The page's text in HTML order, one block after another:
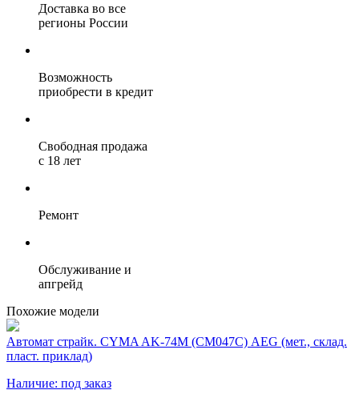
Доставка во все
регионы России
Возможность
приобрести в кредит
Свободная продажа
с 18 лет
Ремонт
Обслуживание и
апгрейд
Похожие модели
Автомат страйк. CYMA AK-74М (СМ047С) AEG (мет., склад.
пласт. приклад)
Наличие: под заказ